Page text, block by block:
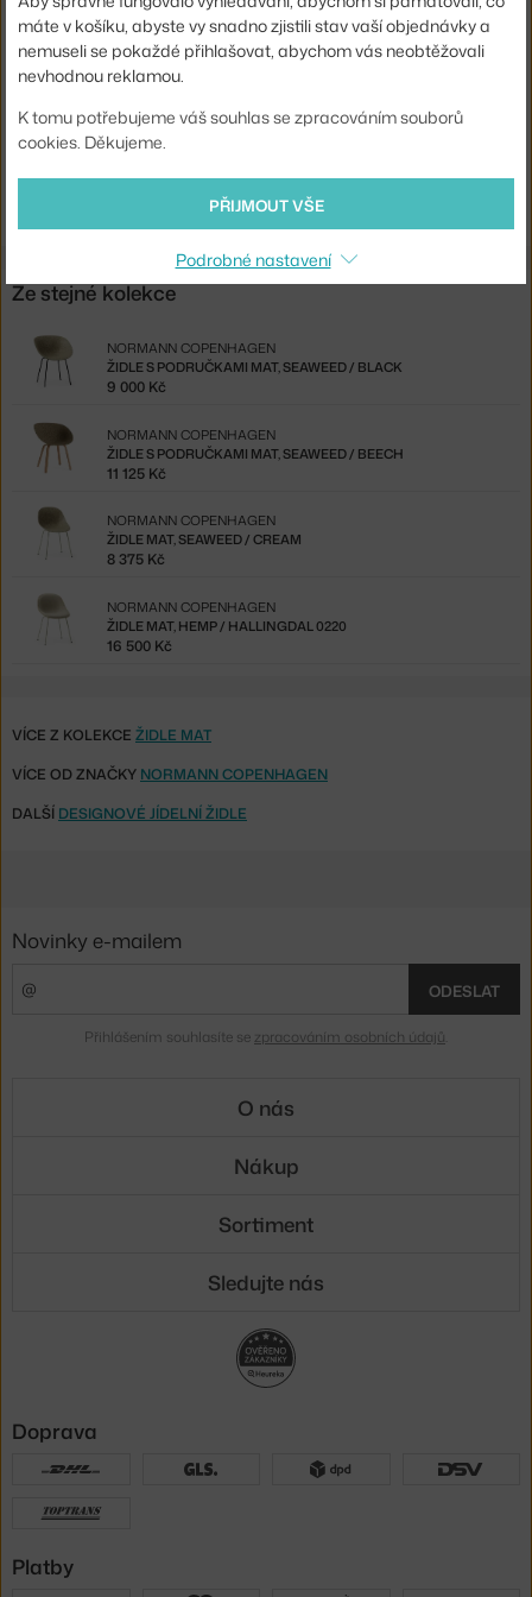
konopné vlákno, bukové dřevo
Podnož:
dřevo
Kód produktu
NCP-609201-EX
Ste zo Slovenska? Prejdite naEx-display Stolička Mat,
Ze stejné kolekce
ŽIDLE S PODRUČKAMI MAT, SEAWEED / BLACK
NORMANN COPENHAGEN
9 000 Kč
ŽIDLE S PODRUČKAMI MAT, SEAWEED / BEECH
NORMANN COPENHAGEN
11 125 Kč
ŽIDLE MAT, SEAWEED / CREAM
NORMANN COPENHAGEN
8 375 Kč
ŽIDLE MAT, HEMP / HALLINGDAL 0220
NORMANN COPENHAGEN
16 500 Kč
VÍCE Z KOLEKCE ŽIDLE MAT
VÍCE OD ZNAČKY NORMANN COPENHAGEN
DALŠÍ DESIGNOVÉ JÍDELNÍ ŽIDLE
máte v košíku, abyste vy snadno zjistili stav vaší objednávky a
nemuseli se pokaždé přihlašovat, abychom vás neobtěžovali
nevhodnou reklamou.
K tomu potřebujeme váš souhlas se zpracováním souborů
cookies. Děkujeme.
PŘIJMOUT VŠE
Podrobné nastavení
Novinky e-mailem
ODESLAT
Přihlášením souhlasíte se zpracováním osobních údajů
O nás
Nákup
Sortiment
Sledujte nás
Doprava
Platby